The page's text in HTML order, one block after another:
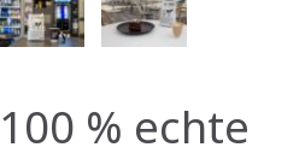
% echte